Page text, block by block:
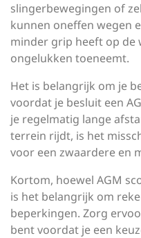
slingerbewegingen of
kunnen oneffen wegen
minder grip heeft op de
ongelukken toeneemt.
Het is belangrijk om je
voordat je besluit een
je regelmatig lange
terrein rijdt, is het
voor een zwaardere en
Kortom, hoewel AGM
is het belangrijk om
beperkingen. Zorg
bent voordat je een